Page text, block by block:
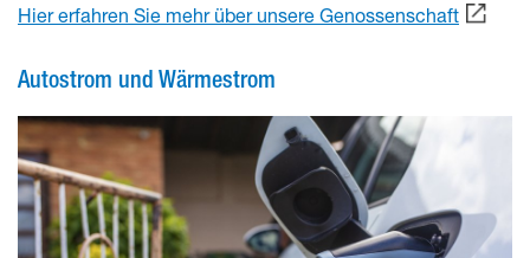
Hier erfahren Sie mehr über unsere Genossenschaft
Autostrom und Wärmestrom